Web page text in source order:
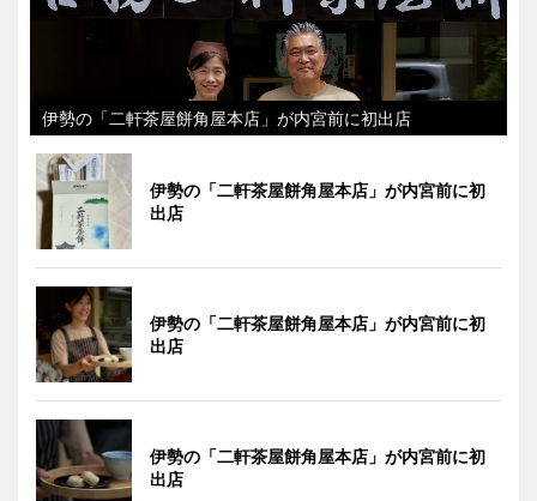
伊勢の「二軒茶屋餅角屋本店」が内宮前に初出店
伊勢の「二軒茶屋餅角屋本店」が内宮前に初
出店
伊勢の「二軒茶屋餅角屋本店」が内宮前に初
出店
伊勢の「二軒茶屋餅角屋本店」が内宮前に初
出店